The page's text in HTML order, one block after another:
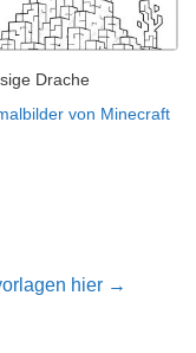
Drache
von Minecraft
hier →